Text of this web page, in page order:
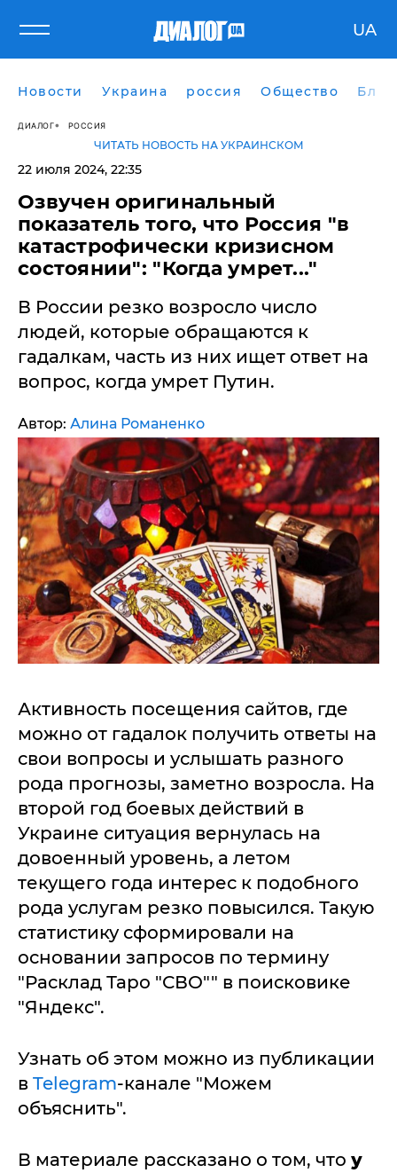
UA
Новости Украина россия Общество
ДИАЛОГ РОССИЯ
ЧИТАТЬ НОВОСТЬ НА УКРАИНСКОМ
22 июля 2024, 22:35
Озвучен оригинальный
показатель того, что Россия "в
катастрофически кризисном
состоянии": "Когда умрет..."
В России резко возросло число
людей, которые обращаются к
гадалкам, часть из них ищет ответ на
вопрос, когда умрет Путин.
Автор: Алина Романенко
Активность посещения сайтов, где
можно от гадалок получить ответы на
свои вопросы и услышать разного
рода прогнозы, заметно возросла. На
второй год боевых действий в
Украине ситуация вернулась на
довоенный уровень, а летом
текущего года интерес к подобного
рода услугам резко повысился. Такую
статистику сформировали на
основании запросов по термину
"Расклад Таро "СВО"" в поисковике
"Яндекс".
Узнать об этом можно из публикации
в Telegram-канале "Можем
объяснить".
В материале рассказано о том, что у